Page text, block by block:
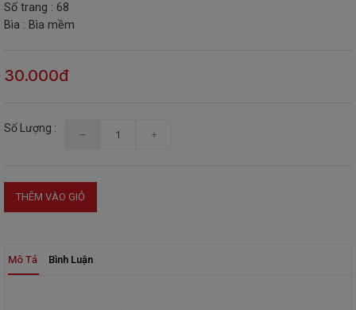
Số trang : 68
Bìa : Bìa mềm
30.000đ
Số Lượng :
THÊM VÀO GIỎ
Mô Tả Bình Luận